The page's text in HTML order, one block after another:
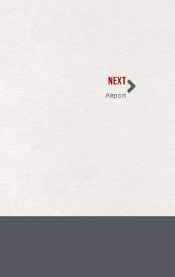
NEXT
Airport